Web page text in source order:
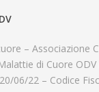
– Associazione
di Cuore ODV
06/22 – Codice